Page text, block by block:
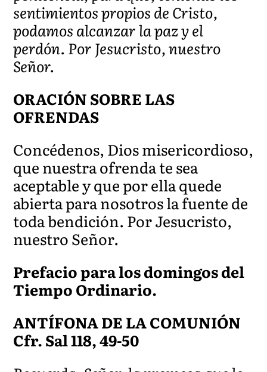
sentimientos propios de Cristo,
podamos alcanzar la paz y el
perdón. Por Jesucristo, nuestro
Señor.
ORACIÓN SOBRE LAS
OFRENDAS
Concédenos, Dios misericordioso,
que nuestra ofrenda te sea
aceptable y que por ella quede
abierta para nosotros la fuente de
toda bendición. Por Jesucristo,
nuestro Señor.
Prefacio para los domingos del
Tiempo Ordinario.
ANTÍFONA DE LA COMUNIÓN
Cfr. Sal 118, 49-50